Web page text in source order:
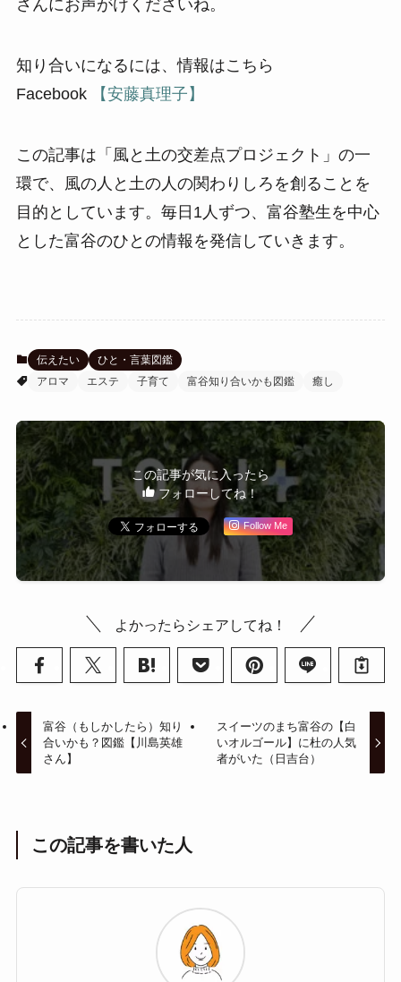
さんにお声がけくださいね。
知り合いになるには、情報はこちら
Facebook
【安藤真理子】
この記事は「風と土の交差点プロジェクト」の一
環で、風の人と土の人の関わりしろを創ることを
目的としています。毎日1人ずつ、富谷塾生を中心
とした富谷のひとの情報を発信していきます。
伝えたい
ひと・言葉図鑑
アロマ
エステ 子育て 富谷知り合いかも図鑑 癒し
この記事が気に入ったら
フォローしてね！
Follow Me
よかったらシェアしてね！
富谷（もしかしたら）知り
合いかも？図鑑【川島英雄
さん】
スイーツのまち富谷の【白
いオルゴール】に杜の人気
者がいた（日吉台）
この記事を書いた人